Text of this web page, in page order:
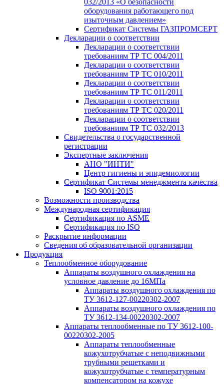
оборудования работающего под
изыточным давлением»
Сертификат Системы ГАЗПРОМСЕРТ
Декларации о соответствии
Декларации о соответствии
требованиям ТР ТС 004/2011
Декларации о соответствии
требованиям ТР ТС 010/2011
Декларации о соответствии
требованиям ТР ТС 011/2011
Декларации о соответствии
требованиям ТР ТС 020/2011
Декларации о соответствии
требованиям ТР ТС 032/2013
Свидетельства о государственной
регистрации
Экспертные заключения
АНО "ИНТИ"
Центр гигиены и эпидемиологии
Сертификат Системы менеджмента качества
ISO 9001:2015
Возможности производства
Международная сертификация
Сертификация по ASME
Сертификация по ISO
Раскрытие информации
Сведения об образовательной организации
Продукция
Теплообменное оборудование
Аппараты воздушного охлаждения на
условное давление до 16МПа
Аппараты воздушного охлаждения по
ТУ 3612-127-00220302-2007
Аппараты воздушного охлаждения по
ТУ 3612-134-00220302-2007
Аппараты теплообменные по ТУ 3612-100-
00220302-2005
Аппараты теплообменные
кожухотрубчатые с неподвижными
трубными решетками и
кожухотрубчатые с температурным
компенсатором на кожухе